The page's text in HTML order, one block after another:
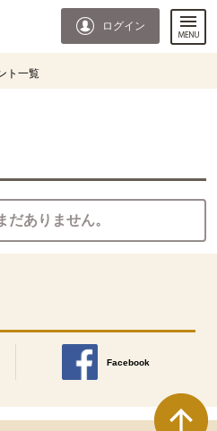
ログイン
ト一覧
だありません。
きます。
Facebook
別のウィンドウで開きます